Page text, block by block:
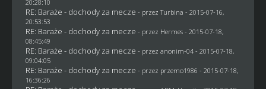
20:28:10
RE: Baraże - dochody za mecze - przez Turbina - 2015-07-16,
20:53:53
RE: Baraże - dochody za mecze - przez Hermes- 2015-07-18,
08:45:49
RE: Baraże - dochody za mecze - przez anonim-04- 2015-07-18,
09:04:05
RE: Baraże - dochody za mecze - przez przemo1986 - 2015-07-18,
16:36:26